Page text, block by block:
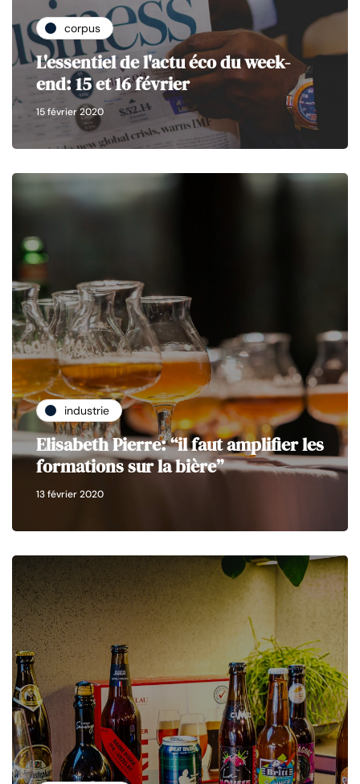
corpus
L'essentiel de l'actu éco du week-
end: 15 et 16 février
15 février 2020
industrie
Elisabeth Pierre: “il faut amplifier les
formations sur la bière”
13 février 2020